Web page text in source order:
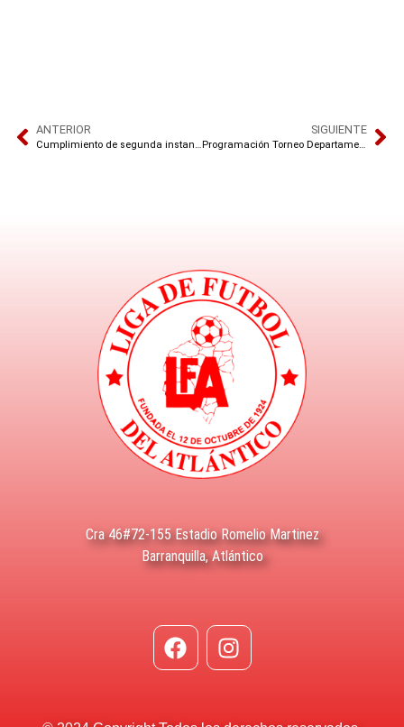
ANTERIOR
Cumplimiento de segunda instancia dentro de un proceso de tutela
SIGUIENTE
Programación Torneo Departamental: Del 22 al 26 de Junio
Cra 46#72-155 Estadio Romelio Martinez
Barranquilla, Atlántico